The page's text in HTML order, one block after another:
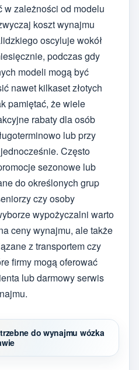
w zależności od modelu
koszt wynajmu
oscyluje wokół
podczas gdy
modeli mogą być
nawet kilkaset złotych
pamiętać, że wiele
rabaty dla osób
lub przy
Często
sezonowe lub
do określonych grup
czy osoby
wypożyczalni warto
ceny wynajmu, ale także
z transportem czy
firmy mogą oferować
lub darmowy serwis
do wynajmu wózka